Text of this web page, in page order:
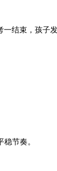
结束，孩子
节奏。